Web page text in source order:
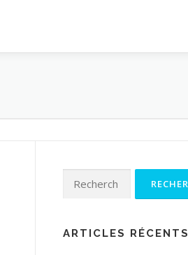
Rechercher :
ARTICLES RÉCENTS